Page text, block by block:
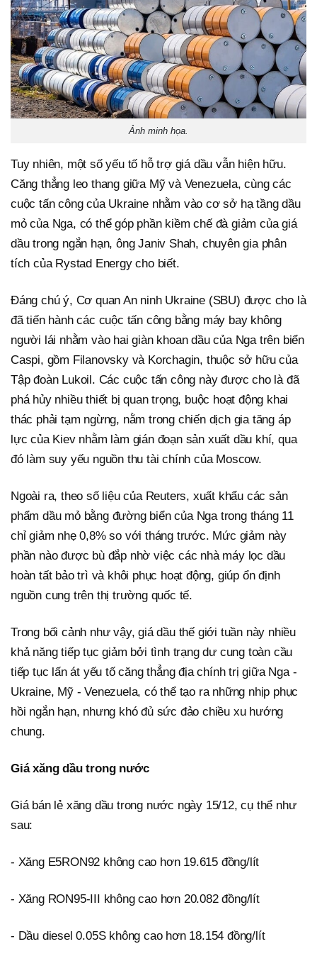
Ảnh minh họa.
Tuy nhiên, một số yếu tố hỗ trợ giá dầu vẫn hiện hữu.
Căng thẳng leo thang giữa Mỹ và Venezuela, cùng các
cuộc tấn công của Ukraine nhằm vào cơ sở hạ tầng dầu
mỏ của Nga, có thể góp phần kiềm chế đà giảm của giá
dầu trong ngắn hạn, ông Janiv Shah, chuyên gia phân
tích của Rystad Energy cho biết.
Đáng chú ý, Cơ quan An ninh Ukraine (SBU) được cho là
đã tiến hành các cuộc tấn công bằng máy bay không
người lái nhằm vào hai giàn khoan dầu của Nga trên biển
Caspi, gồm Filanovsky và Korchagin, thuộc sở hữu của
Tập đoàn Lukoil. Các cuộc tấn công này được cho là đã
phá hủy nhiều thiết bị quan trọng, buộc hoạt động khai
thác phải tạm ngừng, nằm trong chiến dịch gia tăng áp
lực của Kiev nhằm làm gián đoạn sản xuất dầu khí, qua
đó làm suy yếu nguồn thu tài chính của Moscow.
Ngoài ra, theo số liệu của Reuters, xuất khẩu các sản
phẩm dầu mỏ bằng đường biển của Nga trong tháng 11
chỉ giảm nhẹ 0,8% so với tháng trước. Mức giảm này
phần nào được bù đắp nhờ việc các nhà máy lọc dầu
hoàn tất bảo trì và khôi phục hoạt động, giúp ổn định
nguồn cung trên thị trường quốc tế.
Trong bối cảnh như vậy, giá dầu thế giới tuần này nhiều
khả năng tiếp tục giảm bởi tình trạng dư cung toàn cầu
tiếp tục lấn át yếu tố căng thẳng địa chính trị giữa Nga -
Ukraine, Mỹ - Venezuela, có thể tạo ra những nhịp phục
hồi ngắn hạn, nhưng khó đủ sức đảo chiều xu hướng
chung.
Giá xăng dầu trong nước
Giá bán lẻ xăng dầu trong nước ngày 15/12, cụ thể như
sau:
- Xăng E5RON92 không cao hơn 19.615 đồng/lít
- Xăng RON95-III không cao hơn 20.082 đồng/lít
- Dầu diesel 0.05S không cao hơn 18.154 đồng/lít